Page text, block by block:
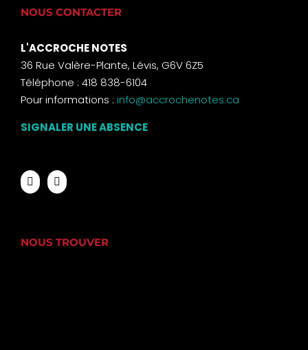
NOUS CONTACTER
L'ACCROCHE NOTES
36 Rue Valère-Plante, Lévis, G6V 6Z5
Téléphone : 418 838-6104
Pour informations : info@accrochenotes.ca
SIGNALER UNE ABSENCE
NOUS TROUVER